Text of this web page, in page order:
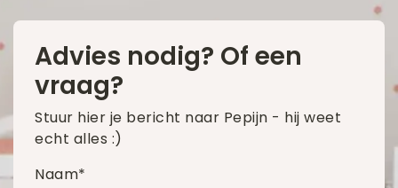
Advies nodig? Of een
vraag?
Stuur hier je bericht naar Pepijn - hij weet
echt alles :)
Naam*